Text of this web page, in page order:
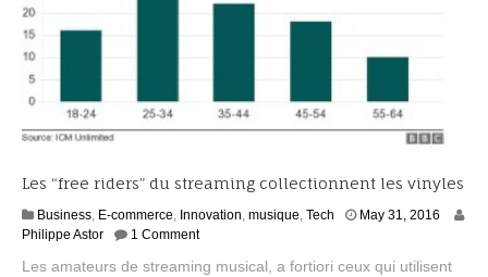
Les “free riders” du streaming collectionnent les vinyles
Business, E-commerce, Innovation, musique, Tech May 31, 2016
e
Philippe Astor 1 Comment
Les amateurs de streaming musical, a fortiori ceux qui utilisent